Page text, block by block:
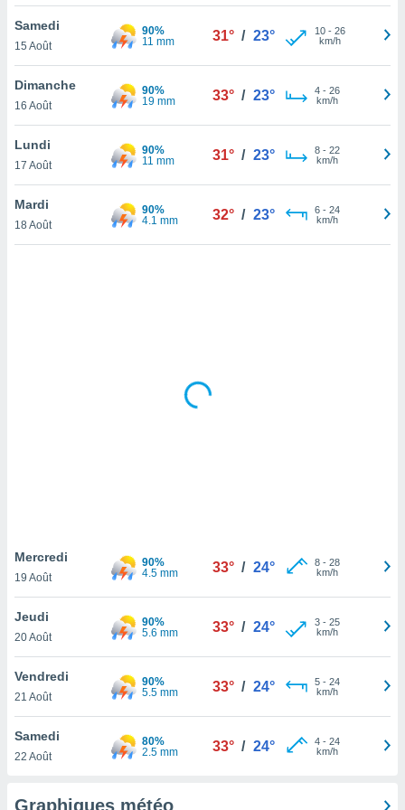
votre
à
en
le
notre
que
et que
Samedi
15 Août
90%
11 mm
31° / 23° 10- 26
km/h
Dimanche
16 Août
90%
19 mm
33° / 23° 4- 26
km/h
Lundi
17 Août
90%
11 mm
31° / 23° 8- 22
km/h
Mardi
18 Août
90%
4.1 mm
32° / 23° 6- 24
km/h
Mercredi
19 Août
90%
4.5 mm
33° / 24° 8- 28
km/h
Jeudi
20 Août
90%
5.6 mm
33° / 24° 3- 25
km/h
Vendredi
21 Août
90%
5.5 mm
33° / 24° 5- 24
km/h
Samedi
22 Août
80%
2.5 mm
33° / 24° 4- 24
km/h
Graphiques météo